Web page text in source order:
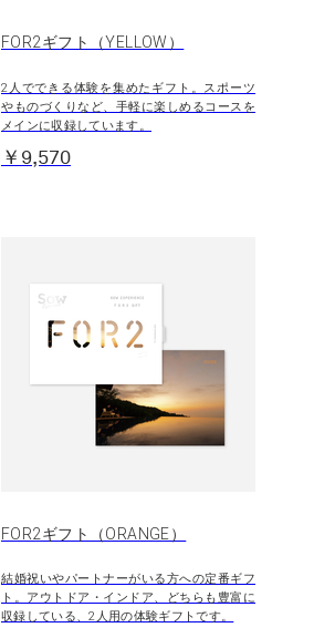
FOR2ギフト（YELLOW）
2人でできる体験を集めたギフト。スポーツ
やものづくりなど、手軽に楽しめるコースを
メインに収録しています。
￥9,570
FOR2ギフト（ORANGE）
結婚祝いやパートナーがいる方への定番ギフ
ト。アウトドア・インドア、どちらも豊富に
収録している、2人用の体験ギフトです。